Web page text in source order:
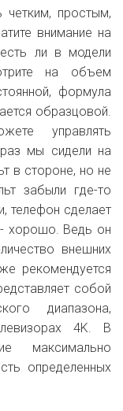
четким, простым,
внимание на
ли в модели
на объем
формула
образцовой.
управлять
мы сидели на
в стороне, но не
забыли где-то
телефон сделает
- хорошо. Ведь он
внешних
рекомендуется
собой
диапазона,
4K. В
максимально
определенных